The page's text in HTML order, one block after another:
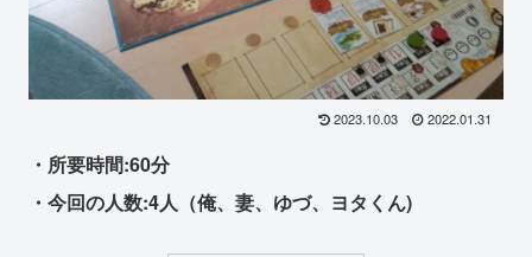
2023.10.03 2022.01.31
・所要時間:60分
・今回の人数:4人（俺、妻、ゆづ、ヨタくん)